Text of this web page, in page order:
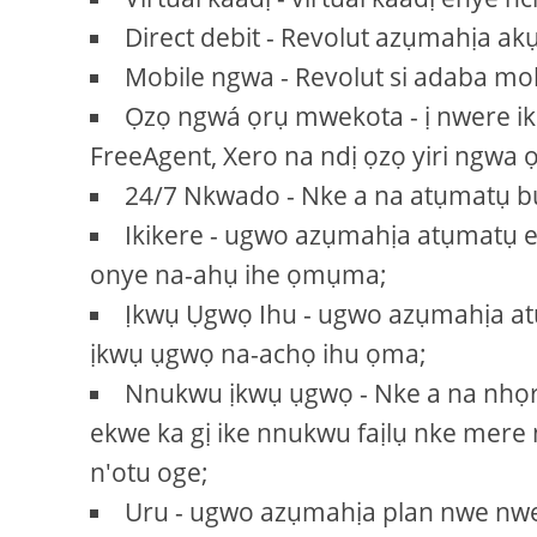
Direct debit - Revolut azụmahịa
Mobile ngwa - Revolut si adaba
Ọzọ ngwá ọrụ mwekota - ị nwere
FreeAgent, Xero na ndị ọzọ yiri ngwa
24/7 Nkwado - Nke a na atụmatụ
Ikikere - ugwo azụmahịa atụmatụ
onye na-ahụ ihe ọmụma;
Ịkwụ Ụgwọ Ihu - ugwo azụmahịa
ịkwụ ụgwọ na-achọ ihu ọma;
Nnukwu ịkwụ ụgwọ - Nke a na
ekwe ka gị ike nnukwu faịlụ nke
n'otu oge;
Uru - ugwo azụmahịa plan nwe